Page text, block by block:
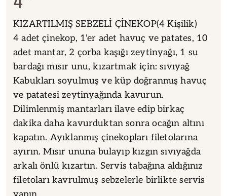
KIZARTILMIŞ SEBZELİ ÇİNEKOP(4 Kişilik)
4 adet çinekop, 1'er adet havuç ve patates, 10
adet mantar, 2 çorba kaşığı zeytinyağı, 1 su
bardağı mısır unu, kızartmak için: sıvıyağ
Kabukları soyulmuş ve küp doğranmış havuç
ve patatesi zeytinyağında kavurun.
Dilimlenmiş mantarları ilave edip birkaç
dakika daha kavurduktan sonra ocağın altını
kapatın. Ayıklanmış çinekopları filetolarına
ayırın. Mısır ununa bulayıp kızgın sıvıyağda
arkalı önlü kızartın. Servis tabağına aldığınız
filetoları kavrulmuş sebzelerle birlikte servis